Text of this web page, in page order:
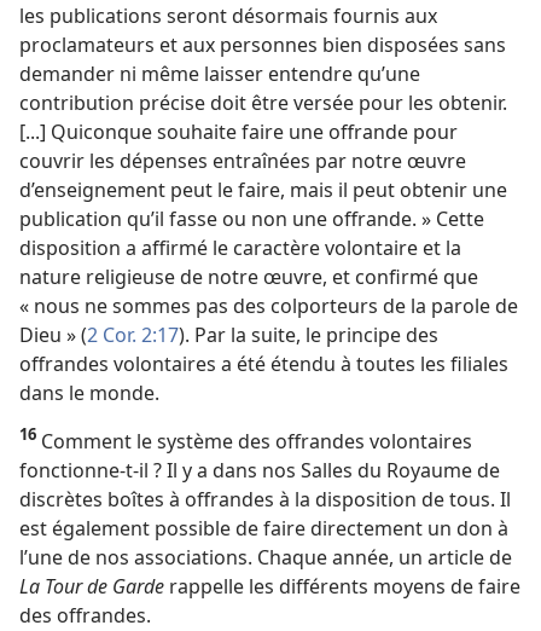
les publications seront désormais fournis aux
proclamateurs et aux personnes bien disposées sans
demander ni même laisser entendre qu’une
contribution précise doit être versée pour les obtenir.
[...] Quiconque souhaite faire une offrande pour
couvrir les dépenses entraînées par notre œuvre
d’enseignement peut le faire, mais il peut obtenir une
publication qu’il fasse ou non une offrande. » Cette
disposition a affirmé le caractère volontaire et la
nature religieuse de notre œuvre, et confirmé que
« nous ne sommes pas des colporteurs de la parole de
Dieu » (2 Cor. 2:17). Par la suite, le principe des
offrandes volontaires a été étendu à toutes les filiales
dans le monde.
16 Comment le système des offrandes volontaires
fonctionne-​t-​il ? Il y a dans nos Salles du Royaume de
discrètes boîtes à offrandes à la disposition de tous. Il
est également possible de faire directement un don à
l’une de nos associations. Chaque année, un article de
La Tour de Garde rappelle les différents moyens de faire
des offrandes.